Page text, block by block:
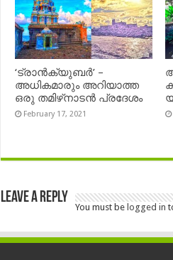
‘ട്രാൻക്യുബർ’ –
അധികമാരും അറിയാത്ത
ഒരു തമിഴ്‌നാടൻ പ്രദേശം
February 17, 2021
Leave a Reply
You must be logged in